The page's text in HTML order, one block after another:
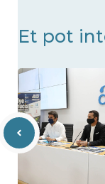
Et pot